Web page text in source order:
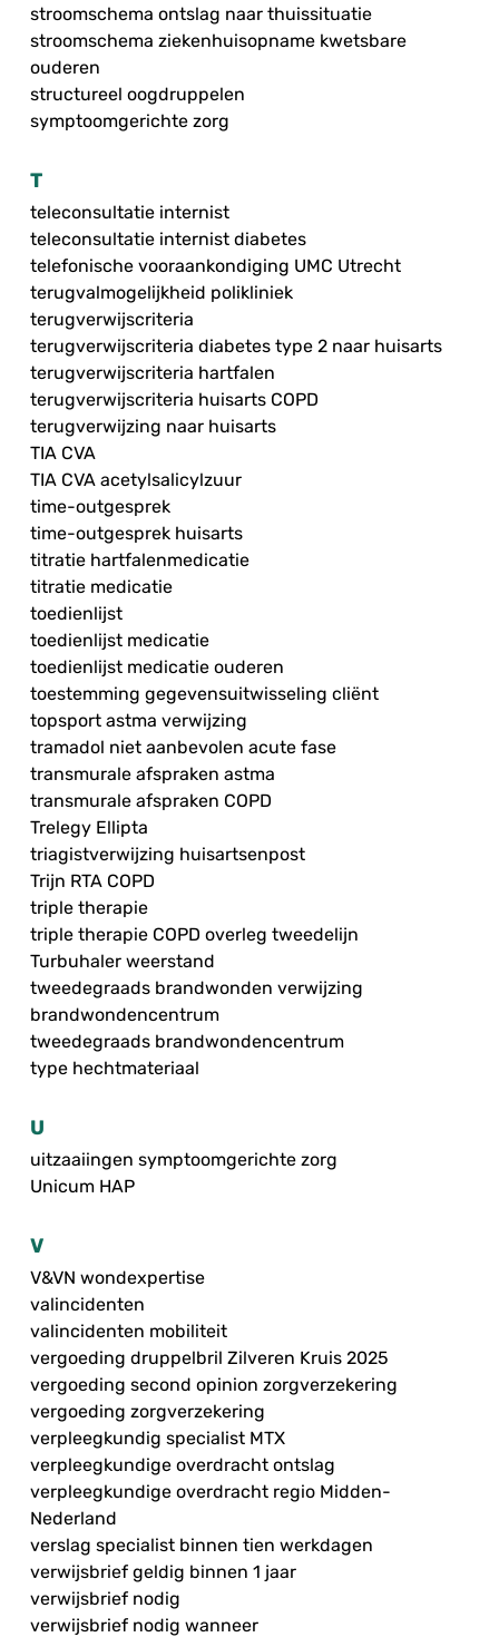
stroomschema ontslag naar thuissituatie
stroomschema ziekenhuisopname kwetsbare
ouderen
structureel oogdruppelen
symptoomgerichte zorg
T
teleconsultatie internist
teleconsultatie internist diabetes
telefonische vooraankondiging UMC Utrecht
terugvalmogelijkheid polikliniek
terugverwijscriteria
terugverwijscriteria diabetes type 2 naar huisarts
terugverwijscriteria hartfalen
terugverwijscriteria huisarts COPD
terugverwijzing naar huisarts
TIA CVA
TIA CVA acetylsalicylzuur
time-outgesprek
time-outgesprek huisarts
titratie hartfalenmedicatie
titratie medicatie
toedienlijst
toedienlijst medicatie
toedienlijst medicatie ouderen
toestemming gegevensuitwisseling cliënt
topsport astma verwijzing
tramadol niet aanbevolen acute fase
transmurale afspraken astma
transmurale afspraken COPD
Trelegy Ellipta
triagistverwijzing huisartsenpost
Trijn RTA COPD
triple therapie
triple therapie COPD overleg tweedelijn
Turbuhaler weerstand
tweedegraads brandwonden verwijzing
brandwondencentrum
tweedegraads brandwondencentrum
type hechtmateriaal
U
uitzaaiingen symptoomgerichte zorg
Unicum HAP
V
V&VN wondexpertise
valincidenten
valincidenten mobiliteit
vergoeding druppelbril Zilveren Kruis 2025
vergoeding second opinion zorgverzekering
vergoeding zorgverzekering
verpleegkundig specialist MTX
verpleegkundige overdracht ontslag
verpleegkundige overdracht regio Midden-
Nederland
verslag specialist binnen tien werkdagen
verwijsbrief geldig binnen 1 jaar
verwijsbrief nodig
verwijsbrief nodig wanneer